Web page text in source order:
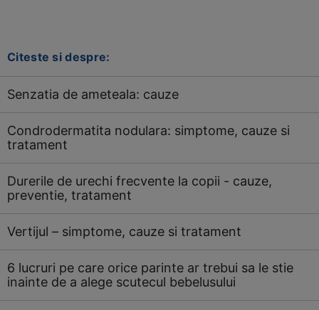
Citeste si despre:
Senzatia de ameteala: cauze
Condrodermatita nodulara: simptome, cauze si
tratament
Durerile de urechi frecvente la copii - cauze,
preventie, tratament
Vertijul – simptome, cauze si tratament
6 lucruri pe care orice parinte ar trebui sa le stie
inainte de a alege scutecul bebelusului